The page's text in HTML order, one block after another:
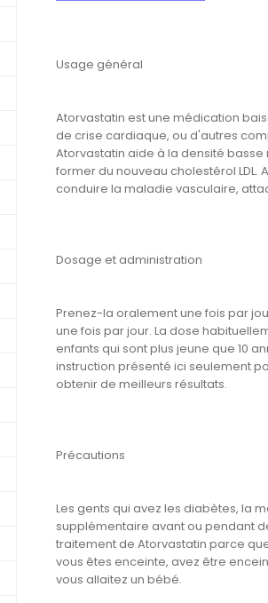
Usage général
Atorvastatin est une médication
de crise cardiaque, ou d'autres
Atorvastatin aide à la densité
former du nouveau cholestérol
conduire la maladie vasculaire,
Dosage et administration
Prenez-la oralement une fois par
une fois par jour. La dose
enfants qui sont plus jeune que 10
instruction présenté ici seulement
obtenir de meilleurs résultats.
Précautions
Les gents qui avez les diabètes, la
supplémentaire avant ou pendant
traitement de Atorvastatin parce
vous êtes enceinte, avez être
vous allaitez un bébé.